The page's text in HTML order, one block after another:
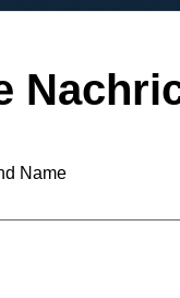
Name